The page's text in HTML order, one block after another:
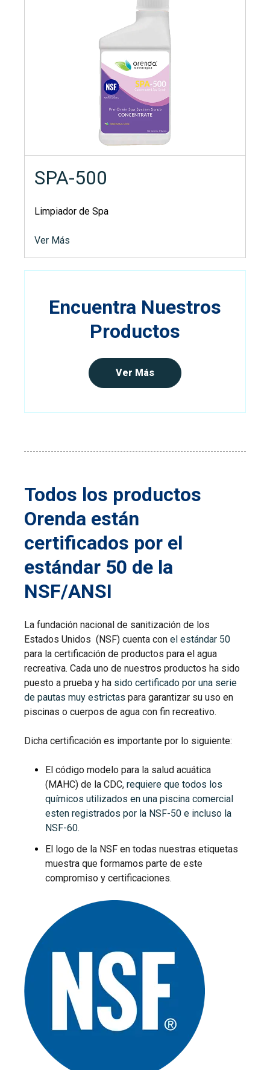
SPA-500
Limpiador de Spa
Ver Más
Encuentra Nuestros
Productos
Ver Más
Todos los productos
Orenda están
certificados por el
estándar 50 de la
NSF/ANSI
La fundación nacional de sanitización de los
Estados Unidos (NSF) cuenta con el estándar 50
para la certificación de productos para el agua
recreativa. Cada uno de nuestros productos ha sido
puesto a prueba y ha sido certificado por una serie
de pautas muy estrictas para garantizar su uso en
piscinas o cuerpos de agua con fin recreativo.
Dicha certificación es importante por lo siguiente:
El código modelo para la salud acuática
(MAHC) de la CDC, requiere que todos los
químicos utilizados en una piscina comercial
esten registrados por la NSF-50 e incluso la
NSF-60.
El logo de la NSF en todas nuestras etiquetas
muestra que formamos parte de este
compromiso y certificaciones.